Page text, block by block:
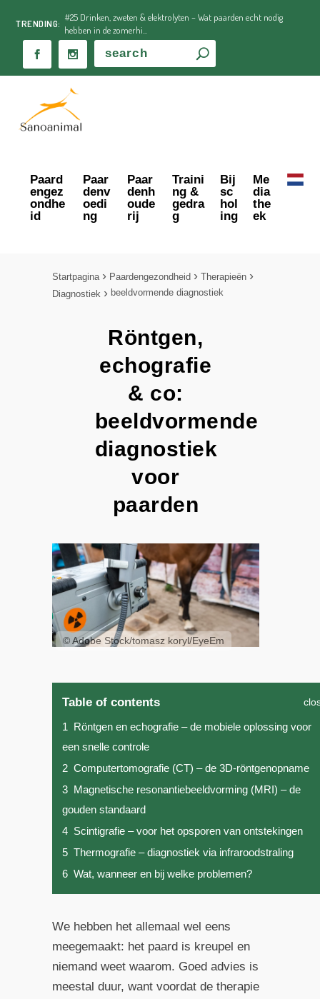
TRENDING:
#25 Drinken, zweten & elektrolyten – Wat paarden echt nodig
hebben in de zomerhi...
Paard
engez
ondhe
id
Paar
denv
oedi
ng
Paar
denh
oude
rij
Traini
ng &
gedra
g
Bij
sc
hol
ing
Me
dia
the
ek
Startpagina Paardengezondheid
Therapieën
Diagnostiek
beeldvormende diagnostiek
Röntgen,
echografie
& co:
beeldvormende
diagnostiek
voor
paarden
© Adobe Stock/tomasz koryl/EyeEm
Table of contents
1 Röntgen en echografie – de mobiele oplossing voor
een snelle controle
2 Computertomografie (CT) – de 3D-röntgenopname
3 Magnetische resonantiebeeldvorming (MRI) – de
gouden standaard
4 Scintigrafie – voor het opsporen van ontstekingen
5 Thermografie – diagnostiek via infraroodstraling
6 Wat, wanneer en bij welke problemen?
We hebben het allemaal wel eens
meegemaakt: het paard is kreupel en
niemand weet waarom. Goed advies is
meestal duur, want voordat de therapie